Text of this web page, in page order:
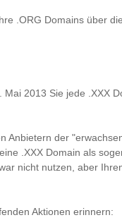
.ORG Domains über
2013 Sie jede .XXX
Anbietern der
.XXX Domain als
nicht nutzen, aber
Aktionen erinnern: